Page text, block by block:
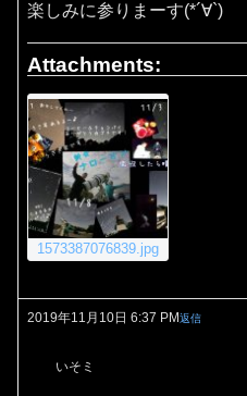
楽しみに参りまーす(*´∀`)
Attachments:
1573387076839.jpg
2019年11月10日 6:37 PM返信
いそミ